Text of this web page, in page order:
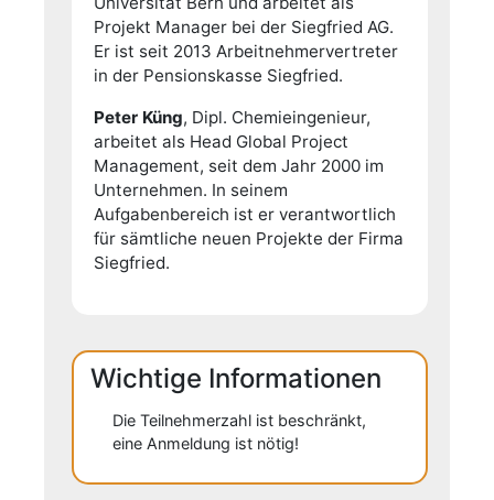
Projekt Manager bei der Siegfried AG.
Er ist seit 2013 Arbeitnehmervertreter
in der Pensionskasse Siegfried.
Peter Küng, Dipl. Chemieingenieur,
arbeitet als Head Global Project
Management, seit dem Jahr 2000 im
Unternehmen. In seinem
Aufgabenbereich ist er verantwortlich
für sämtliche neuen Projekte der Firma
Siegfried.
Wichtige Informationen
Die Teilnehmerzahl ist beschränkt,
eine Anmeldung ist nötig!